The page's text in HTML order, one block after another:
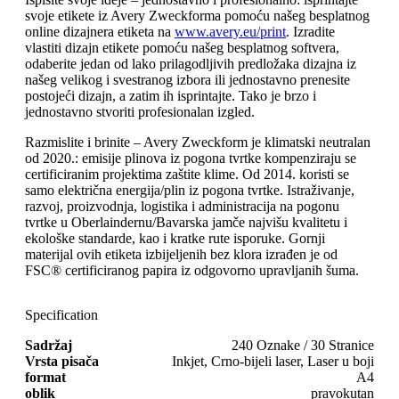
svoje etikete iz Avery Zweckforma pomoću našeg besplatnog
online dizajnera etiketa na www.avery.eu/print. Izradite
vlastiti dizajn etikete pomoću našeg besplatnog softvera,
odaberite jedan od lako prilagodljivih predložaka dizajna iz
našeg velikog i svestranog izbora ili jednostavno prenesite
postojeći dizajn, a zatim ih isprintajte. Tako je brzo i
jednostavno stvoriti profesionalan izgled.
Razmislite i brinite – Avery Zweckform je klimatski neutralan
od 2020.: emisije plinova iz pogona tvrtke kompenziraju se
certificiranim projektima zaštite klime. Od 2014. koristi se
samo električna energija/plin iz pogona tvrtke. Istraživanje,
razvoj, proizvodnja, logistika i administracija na pogonu
tvrtke u Oberlaindernu/Bavarska jamče najvišu kvalitetu i
ekološke standarde, kao i kratke rute isporuke. Gornji
materijal ovih etiketa izbijeljenih bez klora izrađen je od
FSC® certificiranog papira iz odgovorno upravljanih šuma.
Specification
Sadržaj
240 Oznake / 30 Stranice
Vrsta pisača
Inkjet, Crno-bijeli laser, Laser u boji
format
A4
oblik
pravokutan